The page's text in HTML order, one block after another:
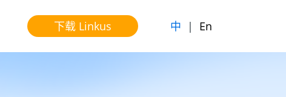
下载 Linkus 中 | En